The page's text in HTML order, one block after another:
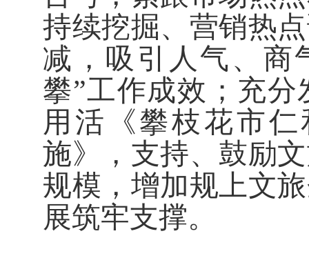
持续挖掘、营销热
减，吸引人气、商
攀”工作成效 ；充
用活《攀枝花市
施》，支持、鼓励
规模，增加规上文
展筑牢支撑。